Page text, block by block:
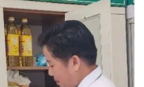
Magazine